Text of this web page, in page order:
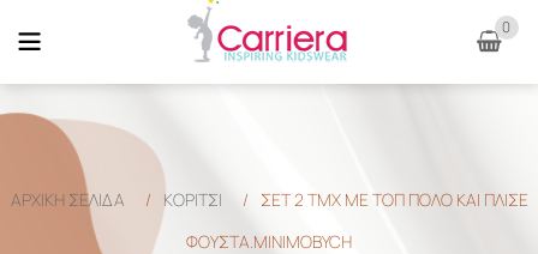
0
ΑΡΧΙΚΉ ΣΕΛΊΔΑ / ΚΟΡΙΤΣΙ /
ΣΕΤ 2 TMX ΜΕ ΤΟΠ ΠΟΛΟ ΚΑΙ ΠΛΙΣΕ
ΦΟΥΣΤΑ.MINIMOBYCH